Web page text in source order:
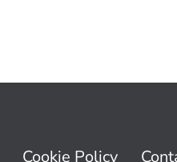
Cookie Policy